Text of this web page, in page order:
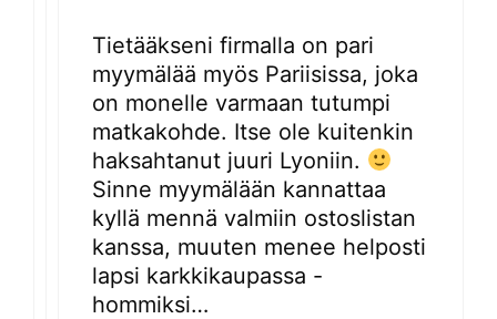
Tietääkseni firmalla on pari
myymälää myös Pariisissa, joka
on monelle varmaan tutumpi
matkakohde. Itse ole kuitenkin
haksahtanut juuri Lyoniin.
Sinne myymälään kannattaa
kyllä mennä valmiin ostoslistan
kanssa, muuten menee helposti
lapsi karkkikaupassa -
hommiksi…